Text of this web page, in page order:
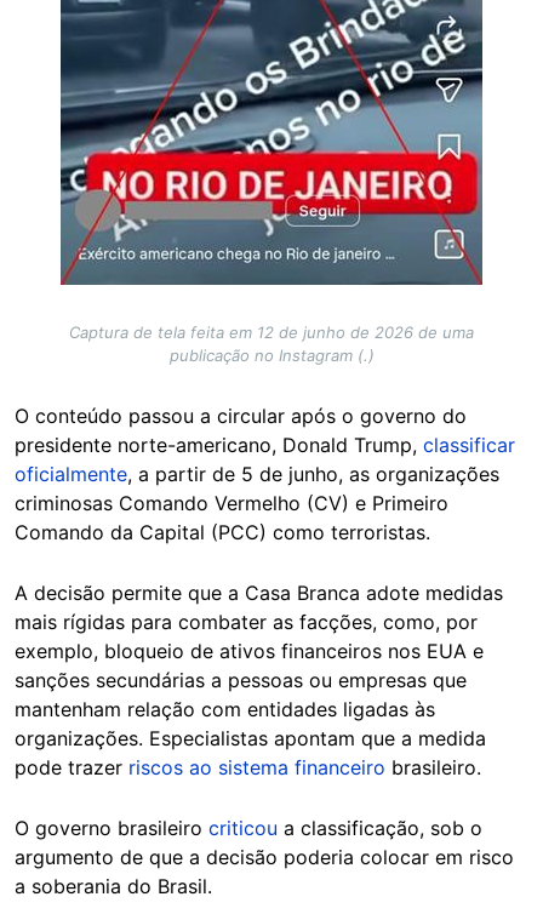
Captura de tela feita em 12 de junho de 2026 de uma
publicação no Instagram (.)
O conteúdo passou a circular após o governo do
presidente norte-americano, Donald Trump, classificar
oficialmente, a partir de 5 de junho, as organizações
criminosas Comando Vermelho (CV) e Primeiro
Comando da Capital (PCC) como terroristas.
A decisão permite que a Casa Branca adote medidas
mais rígidas para combater as facções, como, por
exemplo, bloqueio de ativos financeiros nos EUA e
sanções secundárias a pessoas ou empresas que
mantenham relação com entidades ligadas às
organizações. Especialistas apontam que a medida
pode trazer riscos ao sistema financeiro brasileiro.
O governo brasileiro criticou a classificação, sob o
argumento de que a decisão poderia colocar em risco
a soberania do Brasil.